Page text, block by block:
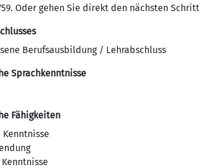
Oder gehen Sie direkt den nächsten Schritt
Berufsausbildung / Lehrabschluss
Sprachkenntnisse
Fähigkeiten